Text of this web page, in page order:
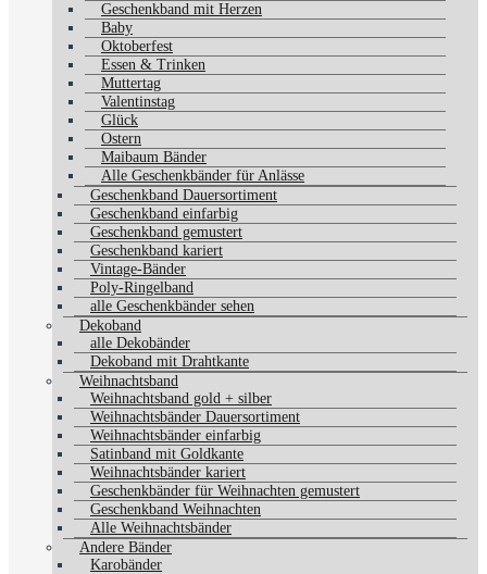
Geschenkband mit Herzen
Baby
Oktoberfest
Essen & Trinken
Muttertag
Valentinstag
Glück
Ostern
Maibaum Bänder
Alle Geschenkbänder für Anlässe
Geschenkband Dauersortiment
Geschenkband einfarbig
Geschenkband gemustert
Geschenkband kariert
Vintage-Bänder
Poly-Ringelband
alle Geschenkbänder sehen
Dekoband
alle Dekobänder
Dekoband mit Drahtkante
Weihnachtsband
Weihnachtsband gold + silber
Weihnachtsbänder Dauersortiment
Weihnachtsbänder einfarbig
Satinband mit Goldkante
Weihnachtsbänder kariert
Geschenkbänder für Weihnachten gemustert
Geschenkband Weihnachten
Alle Weihnachtsbänder
Andere Bänder
Karobänder